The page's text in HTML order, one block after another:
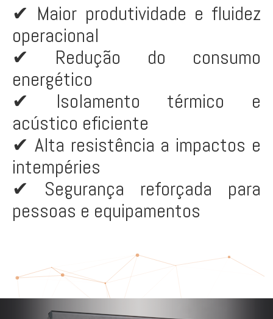
✔ Maior produtividade e fluidez
operacional
✔ Redução do consumo
energético
✔ Isolamento térmico e
acústico eficiente
✔ Alta resistência a impactos e
intempéries
✔ Segurança reforçada para
pessoas e equipamentos